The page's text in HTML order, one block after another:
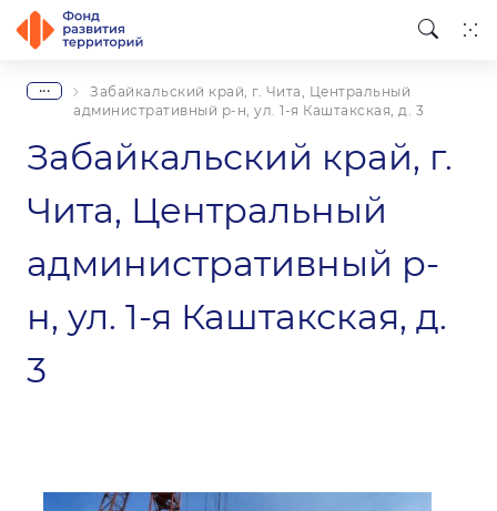
...
Забайкальский край, г. Чита, Центральный
административный р-н, ул. 1-я Каштакская, д. 3
Забайкальский край, г.
Чита, Центральный
административный р-
н, ул. 1-я Каштакская, д.
3